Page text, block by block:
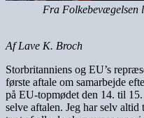
Fra Folkebevægelsen
Af Lave K. Broch
Storbritanniens og EU’s
første aftale om samarbejde
på EU-topmødet den 14. til
selve aftalen. Jeg har selv